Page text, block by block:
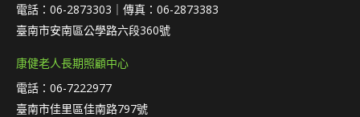
電話：06-2873303｜傳真：06-2873383
臺南市安南區公學路六段360號
康健老人長期照顧中心
電話：06-7222977
臺南市佳里區佳南路797號